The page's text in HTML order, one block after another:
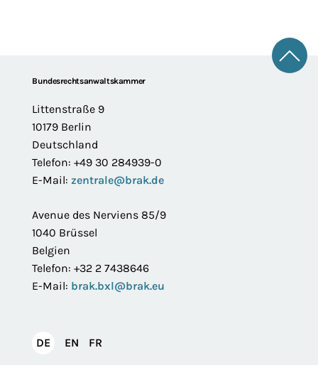
FooterBundesrechtsanwaltskammer
Littenstraße 9
10179 Berlin
Deutschland
Telefon: +49 30 284939-0
E-Mail: zentrale@brak.de
Avenue des Nerviens 85/9
1040 Brüssel
Belgien
Telefon: +32 2 7438646
E-Mail: brak.bxl@brak.eu
DEDeutsch
EN English
FR